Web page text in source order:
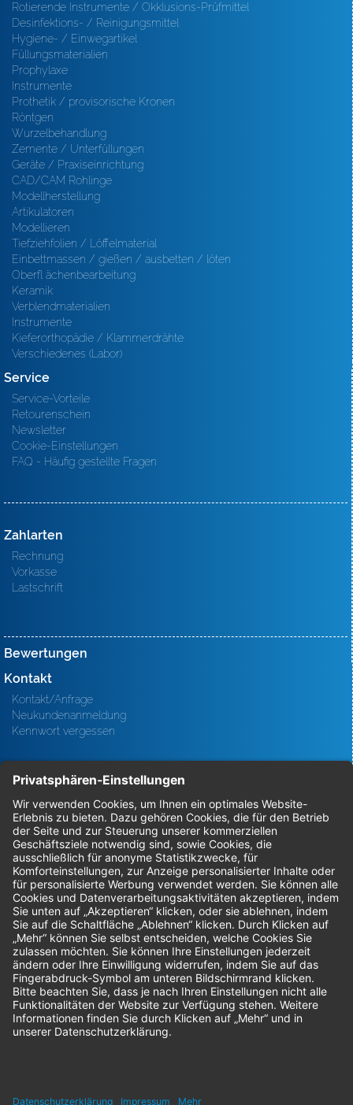
Rotierende Instrumente / Okklusions-Prüfmittel
Desinfektions- / Reinigungsmittel
Hygiene- / Einwegartikel
Füllungsmaterialien
Prophylaxe
Instrumente
Prothetik / provisorische Kronen
Röntgen
Wurzelbehandlung
Zemente / Unterfüllungen
Geräte / Praxiseinrichtung
CAD/CAM Rohlinge
Modellherstellung
Artikulatoren
Modellieren
Tiefziehfolien / Löffelmaterial
Einbettmassen / gießen / ausbetten / löten
Oberfl ächenbearbeitung
Keramik
Verblendmaterialien
Instrumente
Kieferorthopädie / Klammerdrähte
Verschiedenes (Labor)
Service
Service-Vorteile
Retourenschein
Newsletter
Cookie-Einstellungen
FAQ - Häufig gestellte Fragen
Zahlarten
Rechnung
Vorkasse
Lastschrift
Bewertungen
Kontakt
Kontakt/Anfrage
Neukundenanmeldung
Kennwort vergessen
Bestellungen
Sendung verfolgen
Geprüfter Shop